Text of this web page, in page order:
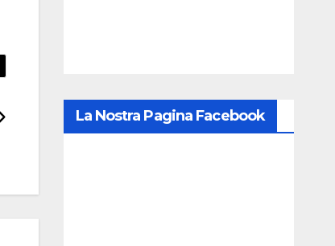
La Nostra Pagina Facebook